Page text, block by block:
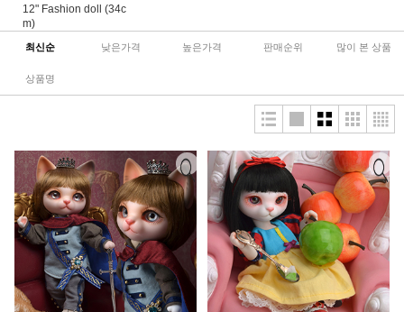
12" Fashion doll (34c
m)
최신순 낮은가격 높은가격 판매순위 많이 본 상품
상품명